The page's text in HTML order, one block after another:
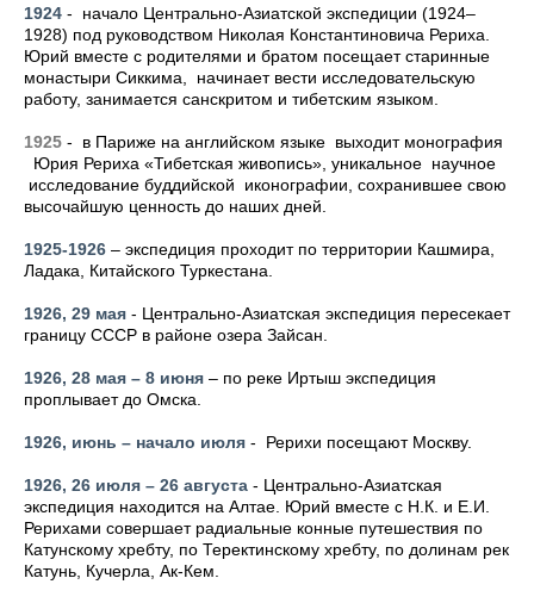
1924 - начало Центрально-Азиатской экспедиции (1924–
1928) под руководством Николая Константиновича Рериха.
Юрий вместе с родителями и братом посещает старинные
монастыри Сиккима, начинает вести исследовательскую
работу, занимается санскритом и тибетским языком.
1925 - в Париже на английском языке выходит монография
Юрия Рериха «Тибетская живопись», уникальное научное
исследование буддийской иконографии, сохранившее свою
высочайшую ценность до наших дней.
1925-1926 – экспедиция проходит по территории Кашмира,
Ладака, Китайского Туркестана.
1926, 29 мая - Центрально-Азиатская экспедиция пересекает
границу СССР в районе озера Зайсан.
1926, 28 мая – 8 июня – по реке Иртыш экспедиция
проплывает до Омска.
1926, июнь – начало июля - Рерихи посещают Москву.
1926, 26 июля – 26 августа - Центрально-Азиатская
экспедиция находится на Алтае. Юрий вместе с Н.К. и Е.И.
Рерихами совершает радиальные конные путешествия по
Катунскому хребту, по Теректинскому хребту, по долинам рек
Катунь, Кучерла, Ак-Кем.